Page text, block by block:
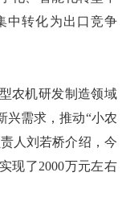
中转化为出口竞争
农机研发制造领域
兴需求，推动“小农
人刘若桥介绍，今
现了2000万元左右